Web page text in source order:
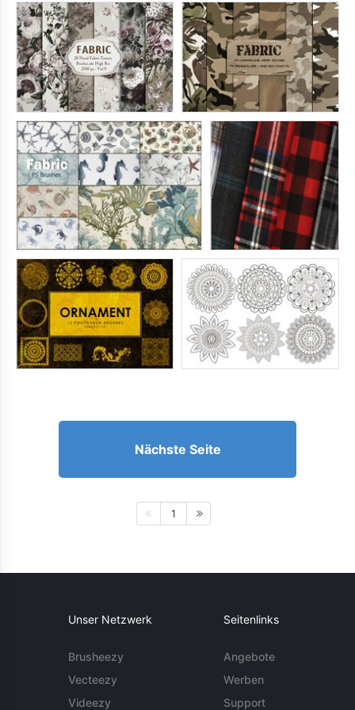
Nächste Seite
1
Unser Netzwerk
Brusheezy
Vecteezy
Videezy
Seitenlinks
Angebote
Werben
Support